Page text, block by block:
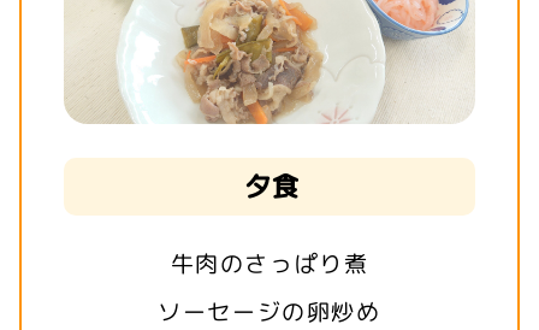
夕食
牛肉のさっぱり煮
ソーセージの卵炒め